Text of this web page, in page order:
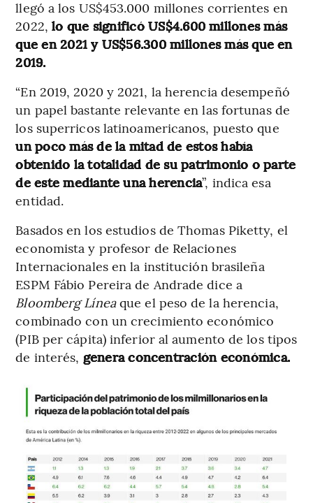
llegó a los US$453.000 millones corrientes en
2022, lo que significó US$4.600 millones más
que en 2021 y US$56.300 millones más que en
2019.
“En 2019, 2020 y 2021, la herencia desempeñó
un papel bastante relevante en las fortunas de
los superricos latinoamericanos, puesto que
un poco más de la mitad de estos había
obtenido la totalidad de su patrimonio o parte
de este mediante una herencia”, indica esa
entidad.
Basados en los estudios de Thomas Piketty, el
economista y profesor de Relaciones
Internacionales en la institución brasileña
ESPM Fábio Pereira de Andrade dice a
Bloomberg Líneaque el peso de la herencia,
combinado con un crecimiento económico
(PIB per cápita) inferior al aumento de los tipos
de interés, genera concentración económica.